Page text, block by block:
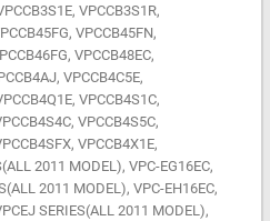
VPCCB3S1R,
VPCCB45FN,
VPCCB48EC,
VPCCB4C5E,
VPCCB4S1C,
VPCCB4S5C,
VPCCB4X1E,
2011 MODEL), VPC-EG16EC,
2011 MODEL), VPC-EH16EC,
SERIES(ALL 2011 MODEL),